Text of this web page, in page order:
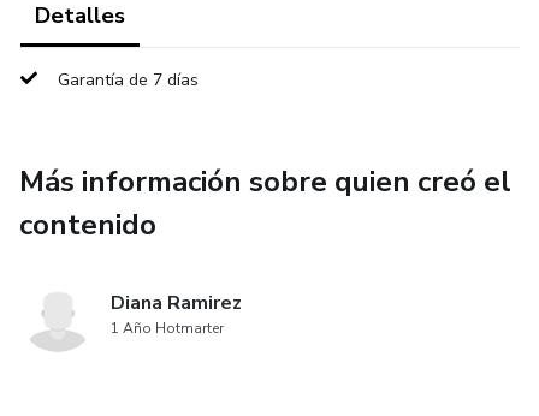
Detalles
Garantía de 7 días
Más información sobre quien creó el
contenido
Diana Ramirez
1 Año Hotmarter